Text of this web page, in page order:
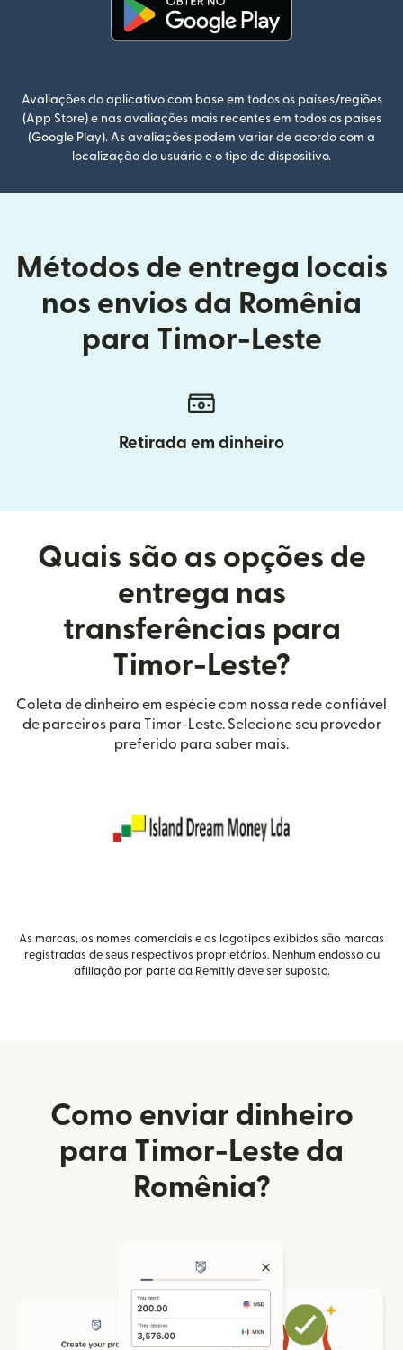
Avaliações do aplicativo com base em todos os países/regiões
(App Store) e nas avaliações mais recentes em todos os países
(Google Play). As avaliações podem variar de acordo com a
localização do usuário e o tipo de dispositivo.
Métodos de entrega locais
nos envios da Romênia
para Timor-Leste
Retirada em dinheiro
Quais são as opções de
entrega nas
transferências para
Timor-Leste?
Coleta de dinheiro em espécie com nossa rede confiável
de parceiros para Timor-Leste. Selecione seu provedor
preferido para saber mais.
As marcas, os nomes comerciais e os logotipos exibidos são marcas
registradas de seus respectivos proprietários. Nenhum endosso ou
afiliação por parte da Remitly deve ser suposto.
Como enviar dinheiro
para Timor-Leste da
Romênia?